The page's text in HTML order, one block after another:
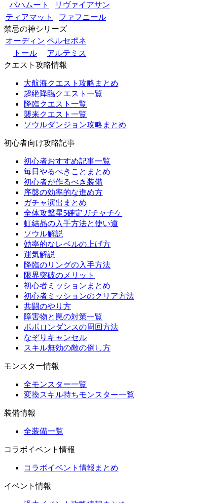
バハムート
リヴァイアサン
ティアマット
ファフニール
禁忌の神シリーズ
オーディン ペルセポネ
トール
アルテミス
クエスト攻略情報
大航海クエスト攻略まとめ
超絶降臨クエスト一覧
降臨クエスト一覧
襲来クエスト一覧
ソウルダンジョン攻略まとめ
初心者向け攻略記事
初心者おすすめ記事一覧
毎日やるべきことまとめ
初心者が作るべき装備
序盤の効率的な進め方
ガチャ演出まとめ
全体攻撃星5確定ガチャチケ
虹結晶の入手方法と使い道
ソウル解説
効率的なレベルの上げ方
運気解説
降臨のリングの入手方法
限界突破のメリット
初心者ミッションまとめ
初心者ミッションのクリア方法
共闘のやり方
障害物と罠の対策一覧
ポポロンダンスの周回方法
なぞりキャンセル
スキル無効の敵の倒し方
モンスター情報
全モンスター一覧
変換スキル持ちモンスター一覧
装備情報
全装備一覧
コラボイベント情報
コラボイベント情報まとめ
イベント情報